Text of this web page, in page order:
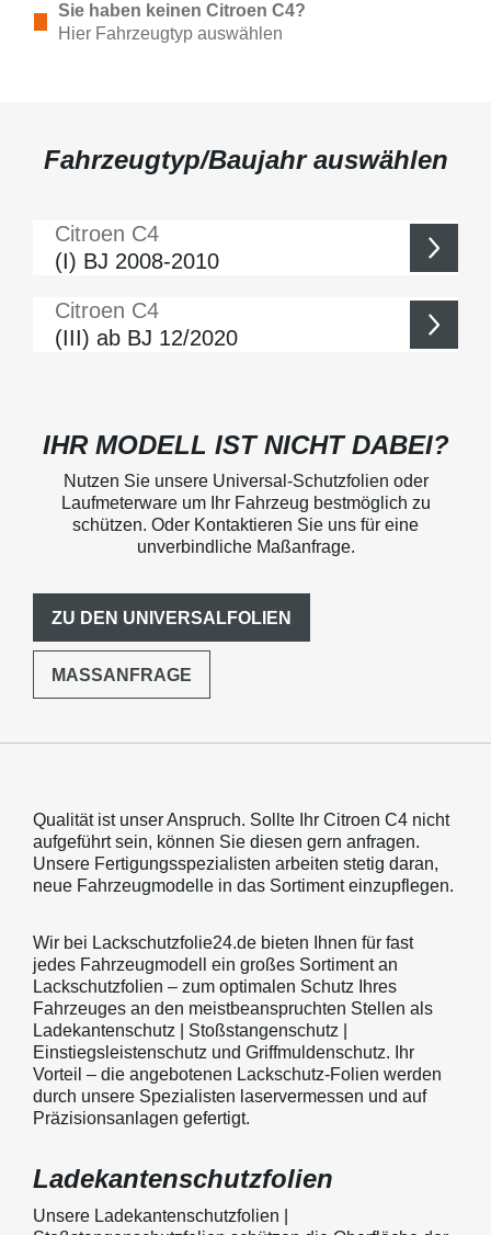
Sie haben keinen Citroen C4?
Hier Fahrzeugtyp auswählen
Fahrzeugtyp/Baujahr auswählen
Citroen C4
(I) BJ 2008-2010
Citroen C4
(III) ab BJ 12/2020
IHR MODELL IST NICHT DABEI?
Nutzen Sie unsere Universal-Schutzfolien oder
Laufmeterware um Ihr Fahrzeug bestmöglich zu
schützen. Oder Kontaktieren Sie uns für eine
unverbindliche Maßanfrage.
ZU DEN UNIVERSALFOLIEN
MASSANFRAGE
Qualität ist unser Anspruch. Sollte Ihr Citroen C4 nicht
aufgeführt sein, können Sie diesen gern anfragen.
Unsere Fertigungsspezialisten arbeiten stetig daran,
neue Fahrzeugmodelle in das Sortiment einzupflegen.
Wir bei Lackschutzfolie24.de bieten Ihnen für fast
jedes Fahrzeugmodell ein großes Sortiment an
Lackschutzfolien – zum optimalen Schutz Ihres
Fahrzeuges an den meistbeanspruchten Stellen als
Ladekantenschutz | Stoßstangenschutz |
Einstiegsleistenschutz und Griffmuldenschutz. Ihr
Vorteil – die angebotenen Lackschutz-Folien werden
durch unsere Spezialisten laservermessen und auf
Präzisionsanlagen gefertigt.
Ladekantenschutzfolien
Unsere Ladekantenschutzfolien |